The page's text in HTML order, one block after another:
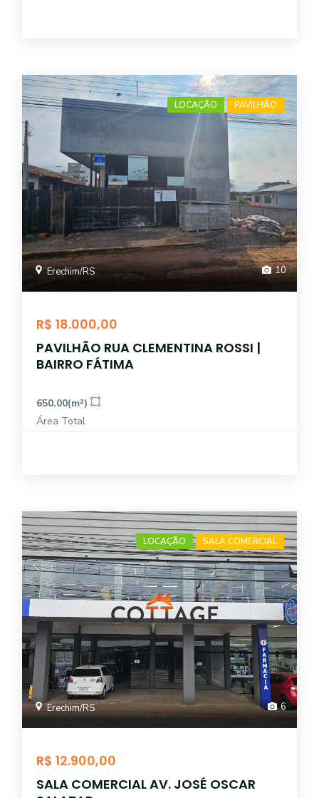
LOCAÇÃO PAVILHÃO
Erechim/RS 10
R$ 18.000,00
PAVILHÃO RUA CLEMENTINA ROSSI |
BAIRRO FÁTIMA
650.00(m²)
Área Total
LOCAÇÃO SALA COMERCIAL
Erechim/RS 6
R$ 12.900,00
SALA COMERCIAL AV. JOSÉ OSCAR